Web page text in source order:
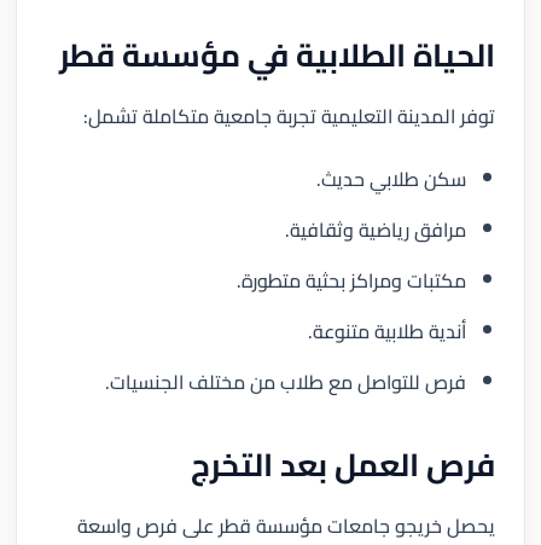
الحياة الطلابية في مؤسسة قطر
توفر المدينة التعليمية تجربة جامعية متكاملة تشمل:
سكن طلابي حديث.
مرافق رياضية وثقافية.
مكتبات ومراكز بحثية متطورة.
أندية طلابية متنوعة.
فرص للتواصل مع طلاب من مختلف الجنسيات.
فرص العمل بعد التخرج
يحصل خريجو جامعات مؤسسة قطر على فرص واسعة